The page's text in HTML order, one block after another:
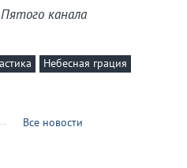
канала
Небесная грация
Все новости